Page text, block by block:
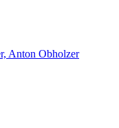
Anton Obholzer